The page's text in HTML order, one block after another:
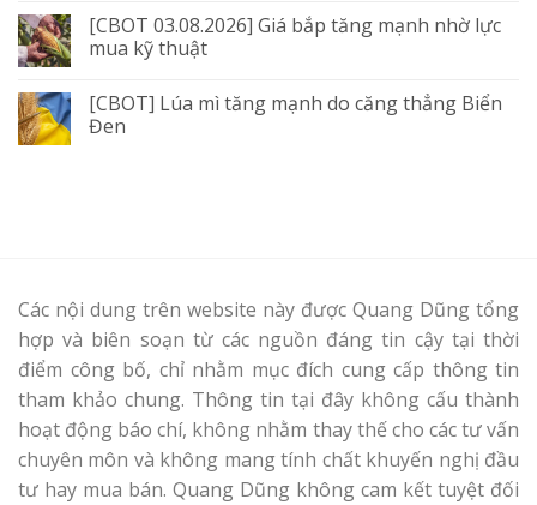
[CBOT 03.08.2026] Giá bắp tăng mạnh nhờ lực
mua kỹ thuật
[CBOT] Lúa mì tăng mạnh do căng thẳng Biển
Đen
Các nội dung trên website này được Quang Dũng tổng
hợp và biên soạn từ các nguồn đáng tin cậy tại thời
điểm công bố, chỉ nhằm mục đích cung cấp thông tin
tham khảo chung. Thông tin tại đây không cấu thành
hoạt động báo chí, không nhằm thay thế cho các tư vấn
chuyên môn và không mang tính chất khuyến nghị đầu
tư hay mua bán. Quang Dũng không cam kết tuyệt đối